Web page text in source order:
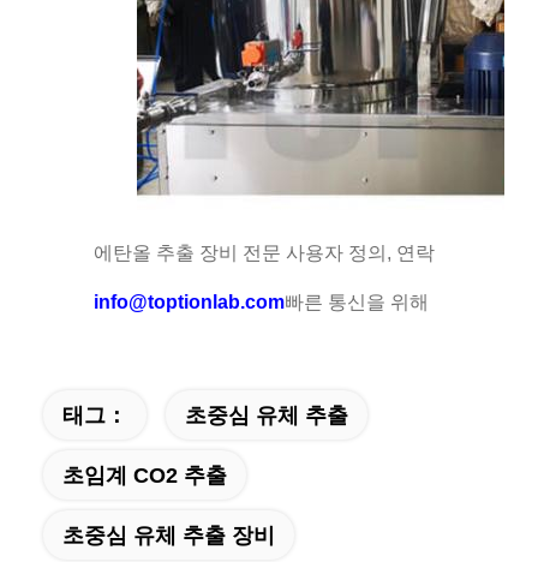
에탄올 추출 장비 전문 사용자 정의, 연락
info@toptionlab.com빠른 통신을 위해
태그： 초중심 유체 추출
초임계 CO2 추출
초중심 유체 추출 장비